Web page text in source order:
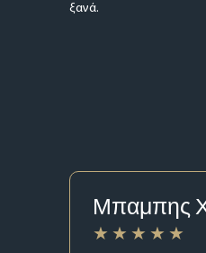
ξανά.
Μπαμπης